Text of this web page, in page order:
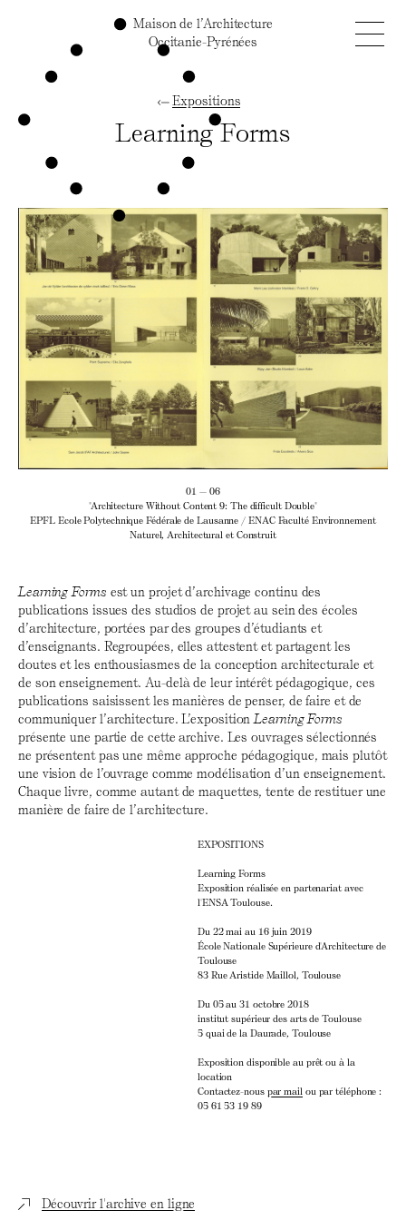
Maison de l’Architecture
Occitanie-Pyrénées
Expositions
Learning Forms
01 — 06
"Architecture Without Content 9: The difficult Double"
EPFL Ecole Polytechnique Fédérale de Lausanne / ENAC Faculté Environnement
Naturel, Architectural et Construit
Learning Forms est un projet d’archivage continu des
publications issues des studios de projet au sein des écoles
d’architecture, portées par des groupes d’étudiants et
d’enseignants. Regroupées, elles attestent et partagent les
doutes et les enthousiasmes de la conception architecturale et
de son enseignement. Au-delà de leur intérêt pédagogique, ces
publications saisissent les manières de penser, de faire et de
communiquer l’architecture. L’expositionLearning Forms
présente une partie de cette archive. Les ouvrages sélectionnés
ne présentent pas une même approche pédagogique, mais plutôt
une vision de l’ouvrage comme modélisation d’un enseignement.
Chaque livre, comme autant de maquettes, tente de restituer une
manière de faire de l’architecture.
EXPOSITIONS
Learning Forms
Exposition réalisée en partenariat avec
l'ENSA Toulouse.
Du 22 mai au 16 juin 2019
École Nationale Supérieure d'Architecture de
Toulouse
83 Rue Aristide Maillol, Toulouse
Du 05 au 31 octobre 2018
institut supérieur des arts de Toulouse
5 quai de la Daurade, Toulouse
Exposition disponible au prêt ou à la
location
Contactez-nous par mailou par téléphone :
05 61 53 19 89
Découvrir l'archive en ligne